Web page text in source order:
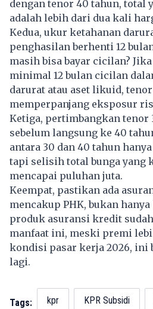
dengan tenor 40 tahun, total
adalah lebih dari dua kali
Kedua, ukur ketahanan
penghasilan berhenti 12
masih bisa bayar cicilan?
minimal 12 bulan cicilan
darurat atau aset likuid,
memperpanjang eksposur
Ketiga, pertimbangkan tenor
sebelum langsung ke 40
antara 30 dan 40 tahun
tapi selisih total bunga yang
mencapai puluhan juta.
Keempat, pastikan ada
mencakup PHK, bukan
produk asuransi kredit
manfaat ini, meski premi
kondisi pasar kerja 2026, ini
lagi.
Tags: kpr KPR Subsidi